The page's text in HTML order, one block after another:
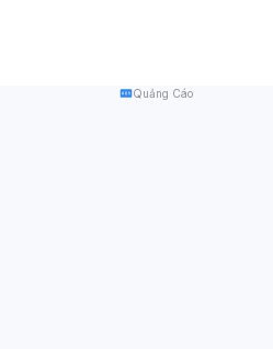
Quảng Cáo